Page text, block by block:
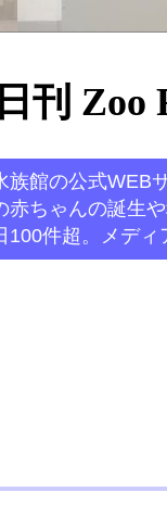
刊 Zoo
館の公式WEB
ちゃんの誕生
件超。メディ